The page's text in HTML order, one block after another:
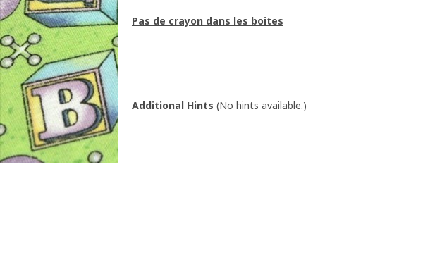
Pas de crayon dans les boites
Additional Hints (No hints available.)